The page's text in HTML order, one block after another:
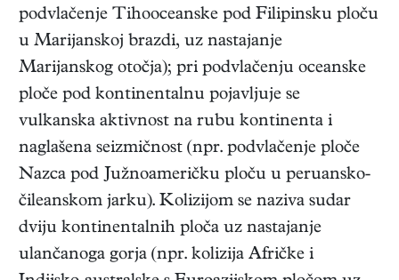
podvlačenje Tihooceanske pod Filipinsku ploču
u Marijanskoj brazdi, uz nastajanje
Marijanskog otočja); pri podvlačenju oceanske
ploče pod kontinentalnu pojavljuje se
vulkanska aktivnost na rubu kontinenta i
naglašena seizmičnost (npr. podvlačenje ploče
Nazca pod Južnoameričku ploču u peruansko-
čileanskom jarku). Kolizijom se naziva sudar
dviju kontinentalnih ploča uz nastajanje
ulančanoga gorja (npr. kolizija Afričke i